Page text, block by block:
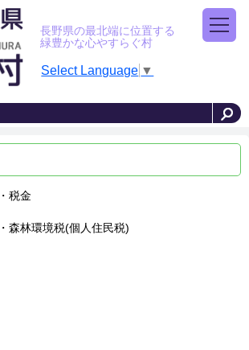
長野県の最北端に位置する
緑豊かな心やすらぐ村
Select Language ▼
税金
森林環境税(個人住民税)